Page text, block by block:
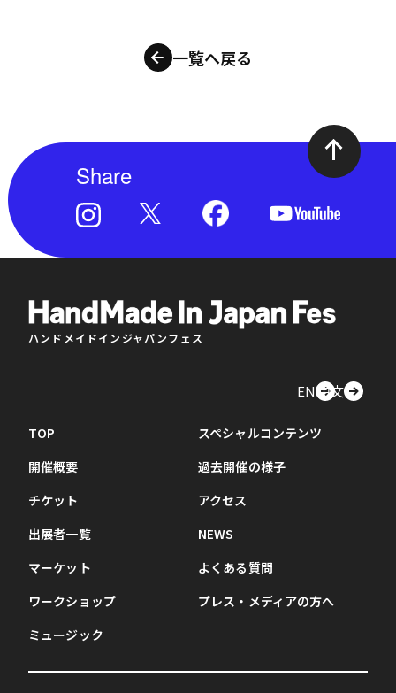
一覧へ戻る
Share
ハンドメイドインジャパンフェス
EN中文
TOP
開催概要
チケット
出展者一覧
マーケット
ワークショップ
ミュージック
スペシャルコンテンツ
過去開催の様子
アクセス
NEWS
よくある質問
プレス・メディアの方へ